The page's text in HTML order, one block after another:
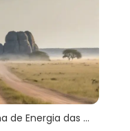
Mitocôndria: A Usina de Energia das Células